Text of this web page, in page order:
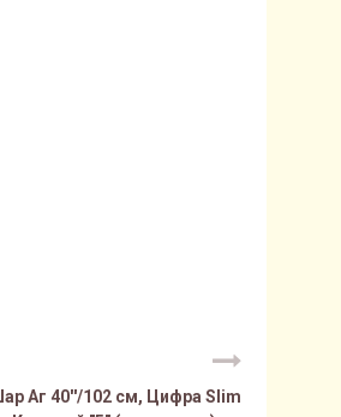
Аг 40''/102 см, Цифра Slim